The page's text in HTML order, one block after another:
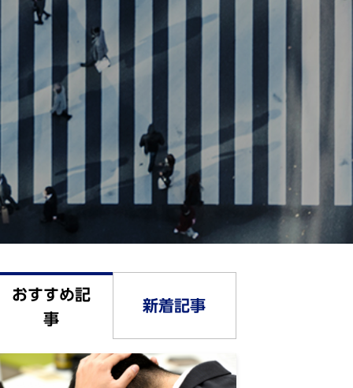
おすすめ記
事
新着記事